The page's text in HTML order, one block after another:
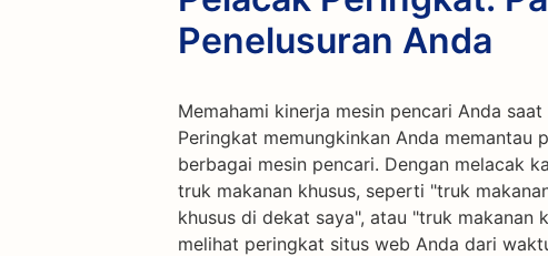
Penelusuran Anda
Memahami kinerja mesin pencari Anda
Peringkat memungkinkan Anda memantau
berbagai mesin pencari. Dengan melacak
truk makanan khusus, seperti "truk
khusus di dekat saya", atau "truk
melihat peringkat situs web Anda dari